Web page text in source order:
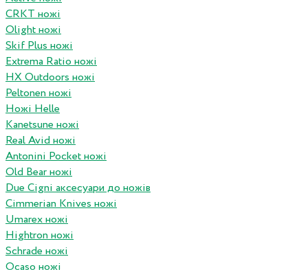
CRKT ножі
Olight ножі
Skif Plus ножі
Extrema Ratio ножі
HX Outdoors ножі
Peltonen ножі
Ножі Helle
Kanetsune ножі
Real Avid ножі
Antonini Pocket ножі
Old Bear ножі
Due Cigni аксесуари до ножів
Cimmerian Knives ножі
Umarex ножі
Hightron ножі
Schrade ножі